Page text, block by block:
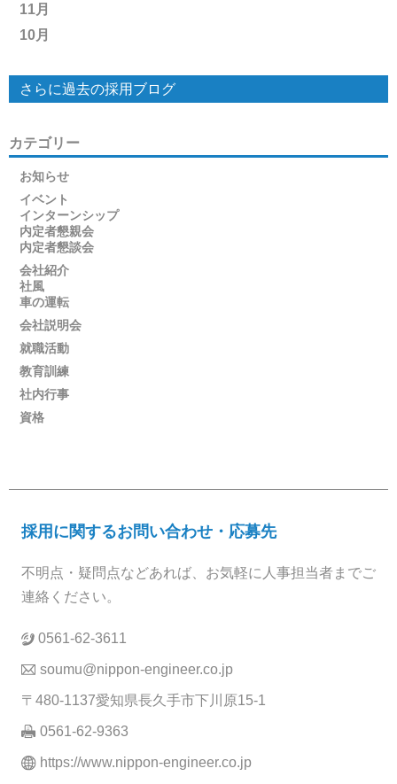
11月
10月
さらに過去の採用ブログ
カテゴリー
お知らせ
イベント
インターンシップ
内定者懇親会
内定者懇談会
会社紹介
社風
車の運転
会社説明会
就職活動
教育訓練
社内行事
資格
採用に関するお問い合わせ・応募先
不明点・疑問点などあれば、お気軽に人事担当者までご
連絡ください。
0561-62-3611
soumu@nippon-engineer.co.jp
〒480-1137愛知県長久手市下川原15-1
0561-62-9363
https://www.nippon-engineer.co.jp